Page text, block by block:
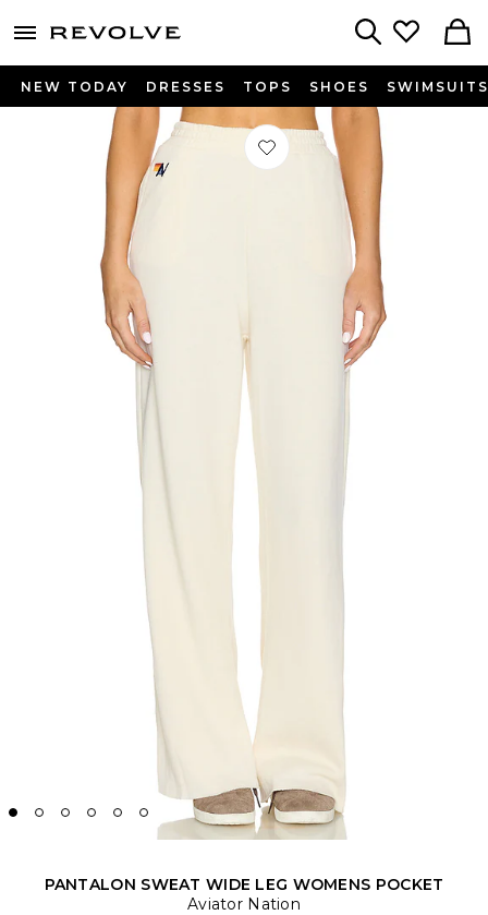
menu - shows more content
NEW TODAY DRESSES TOPS SHOES SWIMSUITS
Préféré PANTALON SWEAT WIDE
PANTALON SWEAT WIDE LEG WOMENS POCKET
Aviator Nation